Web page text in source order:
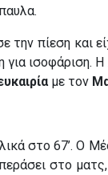
την πίεση και
για ισοφάριση.
με τον
στο 67’. Ο
στο